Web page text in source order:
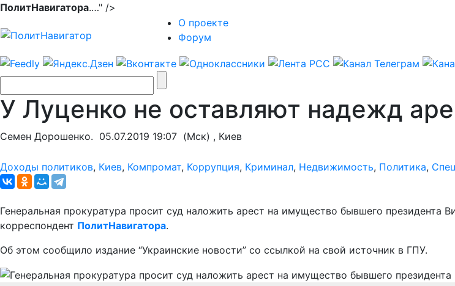
ПолитНавигатора.…" />
О проекте
Форум
У Луценко не оставляют надежд
Семен Дорошенко. 05.07.2019 19:07 (Мск) , Киев
Доходы политиков, Киев, Компромат, Коррупция, Криминал, Недвижимость, Политика,
Генеральная прокуратура просит суд наложить арест на имущество бывшего
корреспондент ПолитНавигатора.
Об этом сообщило издание “Украинские новости” со ссылкой на свой источник в ГПУ.